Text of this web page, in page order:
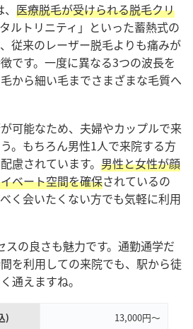
医療脱毛が受けられる脱毛クリ
タルトリニティ」といった蓄熱式の
従来のレーザー脱毛よりも痛みが
です。一度に異なる3つの波長を
から細い毛までさまざまな毛質へ
可能なため、夫婦やカップルで来
。もちろん男性1人で来院する方
慮されています。 男性と女性が顔
ベート空間を確保されているの
く会いたくない方でも気軽に利用
スの良さも魅力です。通勤通学だ
を利用しての来院でも、駅から徒
通えますね。
) 13,000円〜